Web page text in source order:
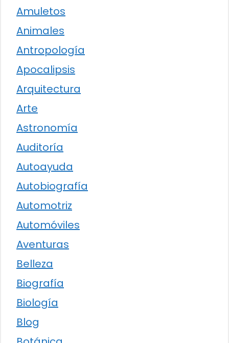
Amuletos
Animales
Antropología
Apocalipsis
Arquitectura
Arte
Astronomía
Auditoría
Autoayuda
Autobiografía
Automotriz
Automóviles
Aventuras
Belleza
Biografía
Biología
Blog